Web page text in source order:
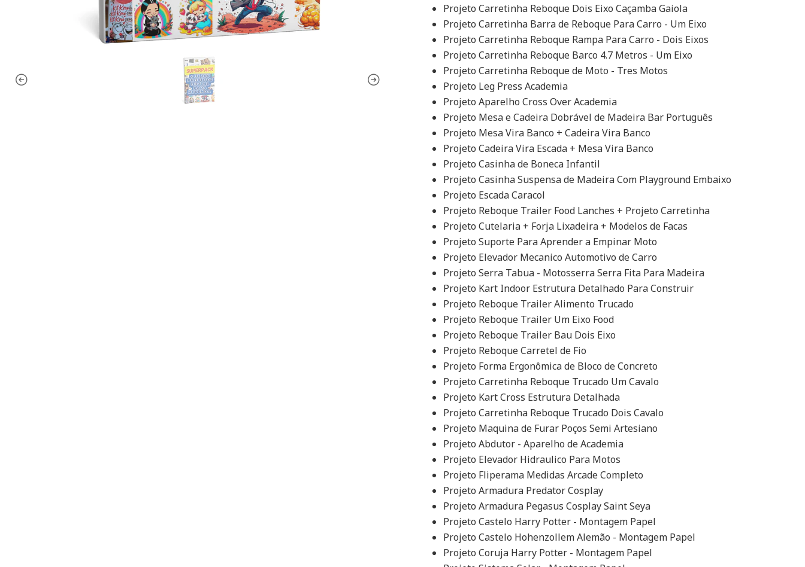
Projeto Carretinha Reboque Dois Eixo Caçamba Gaiola
Projeto Carretinha Barra de Reboque Para Carro - Um Eixo
Projeto Carretinha Reboque Rampa Para Carro - Dois Eixos
Projeto Carretinha Reboque Barco 4.7 Metros - Um Eixo
Projeto Carretinha Reboque de Moto - Tres Motos
Projeto Leg Press Academia
Projeto Aparelho Cross Over Academia
Projeto Mesa e Cadeira Dobrável de Madeira Bar Português
Projeto Mesa Vira Banco + Cadeira Vira Banco
Projeto Cadeira Vira Escada + Mesa Vira Banco
Projeto Casinha de Boneca Infantil
Projeto Casinha Suspensa de Madeira Com Playground Embaixo
Projeto Escada Caracol
Projeto Reboque Trailer Food Lanches + Projeto Carretinha
Projeto Cutelaria + Forja Lixadeira + Modelos de Facas
Projeto Suporte Para Aprender a Empinar Moto
Projeto Elevador Mecanico Automotivo de Carro
Projeto Serra Tabua - Motosserra Serra Fita Para Madeira
Projeto Kart Indoor Estrutura Detalhado Para Construir
Projeto Reboque Trailer Alimento Trucado
Projeto Reboque Trailer Um Eixo Food
Projeto Reboque Trailer Bau Dois Eixo
Projeto Reboque Carretel de Fio
Projeto Forma Ergonômica de Bloco de Concreto
Projeto Carretinha Reboque Trucado Um Cavalo
Projeto Kart Cross Estrutura Detalhada
Projeto Carretinha Reboque Trucado Dois Cavalo
Projeto Maquina de Furar Poços Semi Artesiano
Projeto Abdutor - Aparelho de Academia
Projeto Elevador Hidraulico Para Motos
Projeto Fliperama Medidas Arcade Completo
Projeto Armadura Predator Cosplay
Projeto Armadura Pegasus Cosplay Saint Seya
Projeto Castelo Harry Potter - Montagem Papel
Projeto Castelo Hohenzollem Alemão - Montagem Papel
Projeto Coruja Harry Potter - Montagem Papel